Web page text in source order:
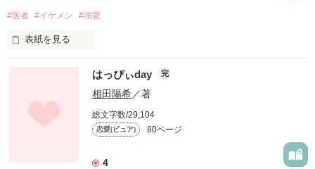
ポーズした直後からのお話です。
＊レビューありがとうございます(*^-^*)
すう！！樣
#医者 #イケメン #溺愛
表紙を見る
坂口渉(さかぐちわたる)28歳
スマイル……小児科医師として子供や母親受けのいい作られた
そんな職業的に作った俺にふわりと微笑まれ頬を染める女たち
はっぴぃday 完
相田陽希／著
総文字数/29,104
恋愛(ピュア) 80ページ
4